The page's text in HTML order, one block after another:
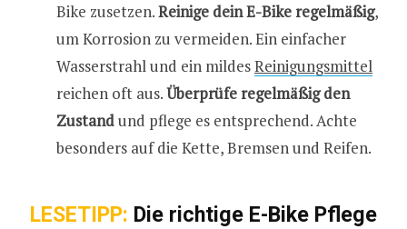
Bike zusetzen.Reinige dein E-Bike regelmäßig,
um Korrosion zu vermeiden. Ein einfacher
Wasserstrahl und ein mildesReinigungsmittel
reichen oft aus.Überprüfe regelmäßig den
Zustandund pflege es entsprechend. Achte
besonders auf die Kette, Bremsen und Reifen.
LESETIPP: Die richtige E-Bike Pflege